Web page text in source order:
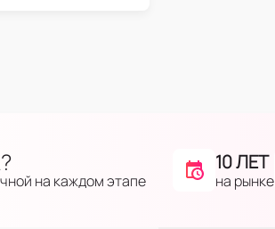
на каждом этапе
10 ЛЕТ
на рынке